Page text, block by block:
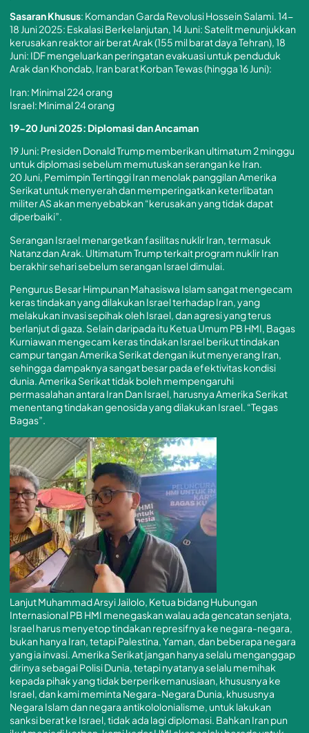
Sasaran Khusus: Komandan Garda Revolusi Hossein Salami. 14-
18 Juni 2025: Eskalasi Berkelanjutan, 14 Juni: Satelit menunjukkan
kerusakan reaktor air berat Arak (155 mil barat daya Tehran), 18
Juni: IDF mengeluarkan peringatan evakuasi untuk penduduk
Arak dan Khondab, Iran barat Korban Tewas (hingga 16 Juni):
Iran: Minimal 224 orang
Israel: Minimal 24 orang
19-20 Juni 2025: Diplomasi dan Ancaman
19 Juni: Presiden Donald Trump memberikan ultimatum 2 minggu
untuk diplomasi sebelum memutuskan serangan ke Iran.
20 Juni, Pemimpin Tertinggi Iran menolak panggilan Amerika
Serikat untuk menyerah dan memperingatkan keterlibatan
militer AS akan menyebabkan “kerusakan yang tidak dapat
diperbaiki”.
Serangan Israel menargetkan fasilitas nuklir Iran, termasuk
Natanz dan Arak. Ultimatum Trump terkait program nuklir Iran
berakhir sehari sebelum serangan Israel dimulai.
Pengurus Besar Himpunan Mahasiswa Islam sangat mengecam
keras tindakan yang dilakukan Israel terhadap Iran, yang
melakukan invasi sepihak oleh Israel, dan agresi yang terus
berlanjut di gaza. Selain daripada itu Ketua Umum PB HMI, Bagas
Kurniawan mengecam keras tindakan Israel berikut tindakan
campur tangan Amerika Serikat dengan ikut menyerang Iran,
sehingga dampaknya sangat besar pada efektivitas kondisi
dunia. Amerika Serikat tidak boleh mempengaruhi
permasalahan antara Iran Dan Israel, harusnya Amerika Serikat
menentang tindakan genosida yang dilakukan Israel. “Tegas
Bagas”.
Lanjut Muhammad Arsyi Jailolo, Ketua bidang Hubungan
Internasional PB HMI menegaskan walau ada gencatan senjata,
Israel harus menyetop tindakan represifnya ke negara-negara,
bukan hanya Iran, tetapi Palestina, Yaman, dan beberapa negara
yang ia invasi. Amerika Serikat jangan hanya selalu menganggap
dirinya sebagai Polisi Dunia, tetapi nyatanya selalu memihak
kepada pihak yang tidak berperikemanusiaan, khususnya ke
Israel, dan kami meminta Negara-Negara Dunia, khususnya
Negara Islam dan negara antikololonialisme, untuk lakukan
sanksi berat ke Israel, tidak ada lagi diplomasi. Bahkan Iran pun